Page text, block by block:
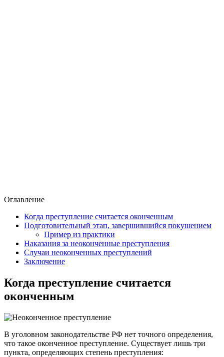
Оглавление
Когда преступление считается оконченным
Подготовительный этап, завершившийся покушением
Пример из практики
Наказания за неоконченные преступления
Случаи неоконченных преступлений
Заключение
Когда преступление считается
оконченным
В уголовном законодательстве РФ нет точного определения,
что такое оконченное преступление. Существует лишь три
пункта, определяющих степень преступления: